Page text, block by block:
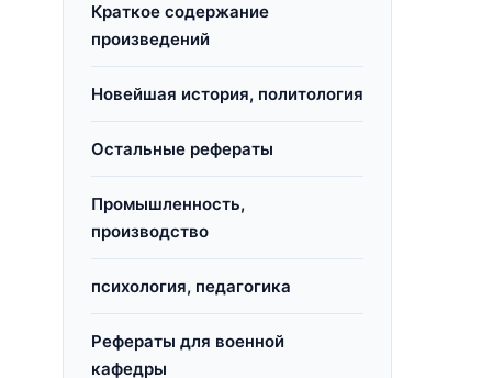
Краткое содержание
произведений
Новейшая история, политология
Остальные рефераты
Промышленность,
производство
психология, педагогика
Рефераты для военной
кафедры